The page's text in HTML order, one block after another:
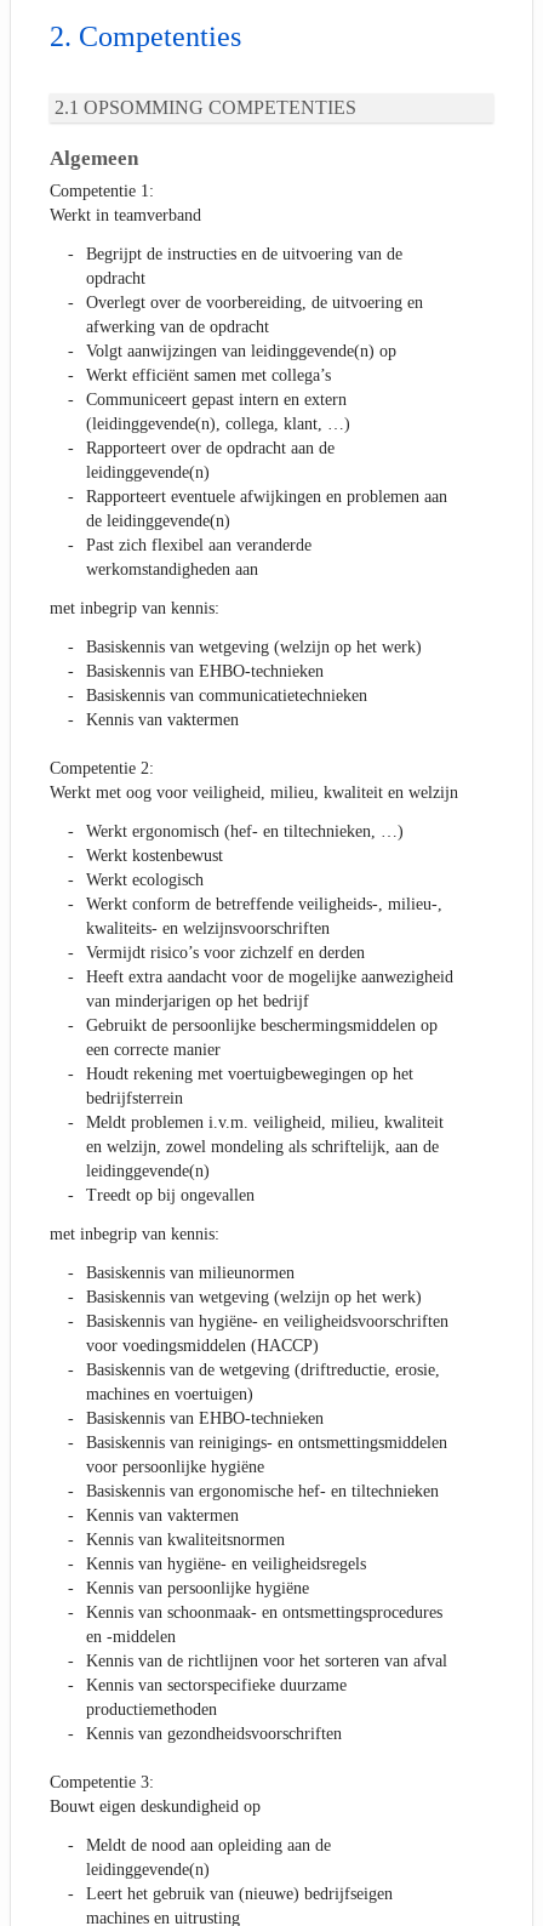
Competenties
OPSOMMING COMPETENTIES
Algemeen
Competentie 1:
Werkt in teamverband
Begrijpt de instructies en de uitvoering van de
opdracht
Overlegt over de voorbereiding, de uitvoering en
afwerking van de opdracht
Volgt aanwijzingen van leidinggevende(n) op
Werkt efficiënt samen met collega’s
Communiceert gepast intern en extern
(leidinggevende(n), collega, klant, …)
Rapporteert over de opdracht aan de
leidinggevende(n)
Rapporteert eventuele afwijkingen en problemen aan
de leidinggevende(n)
Past zich flexibel aan veranderde
werkomstandigheden aan
met inbegrip van kennis:
Basiskennis van wetgeving (welzijn op het werk)
Basiskennis van EHBO-technieken
Basiskennis van communicatietechnieken
Kennis van vaktermen
Competentie 2:
Werkt met oog voor veiligheid, milieu, kwaliteit en welzijn
Werkt ergonomisch (hef- en tiltechnieken, …)
Werkt kostenbewust
Werkt ecologisch
Werkt conform de betreffende veiligheids-, milieu-,
kwaliteits- en welzijnsvoorschriften
Vermijdt risico’s voor zichzelf en derden
Heeft extra aandacht voor de mogelijke aanwezigheid
van minderjarigen op het bedrijf
Gebruikt de persoonlijke beschermingsmiddelen op
een correcte manier
Houdt rekening met voertuigbewegingen op het
bedrijfsterrein
Meldt problemen i.v.m. veiligheid, milieu, kwaliteit
en welzijn, zowel mondeling als schriftelijk, aan de
leidinggevende(n)
Treedt op bij ongevallen
met inbegrip van kennis:
Basiskennis van milieunormen
Basiskennis van wetgeving (welzijn op het werk)
Basiskennis van hygiëne- en veiligheidsvoorschriften
voor voedingsmiddelen (HACCP)
Basiskennis van de wetgeving (driftreductie, erosie,
machines en voertuigen)
Basiskennis van EHBO-technieken
Basiskennis van reinigings- en ontsmettingsmiddelen
voor persoonlijke hygiëne
Basiskennis van ergonomische hef- en tiltechnieken
Kennis van vaktermen
Kennis van kwaliteitsnormen
Kennis van hygiëne- en veiligheidsregels
Kennis van persoonlijke hygiëne
Kennis van schoonmaak- en ontsmettingsprocedures
en -middelen
Kennis van de richtlijnen voor het sorteren van afval
Kennis van sectorspecifieke duurzame
productiemethoden
Kennis van gezondheidsvoorschriften
Competentie 3:
Bouwt eigen deskundigheid op
Meldt de nood aan opleiding aan de
leidinggevende(n)
Leert het gebruik van (nieuwe) bedrijfseigen
machines en uitrusting